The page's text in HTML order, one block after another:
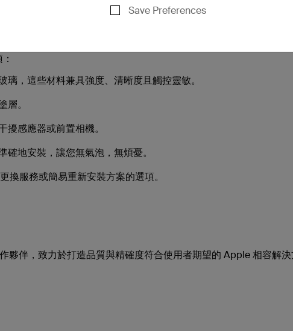
，這些材料兼具強度、清晰度且觸控靈敏。
。
感應器或前置相機。
地安裝，讓您無氣泡，無煩憂。
換服務或簡易重新安裝方案的選項。
夥伴，致力於打造品質與精確度符合使用者期望的 Apple 相容解
Save Preferences